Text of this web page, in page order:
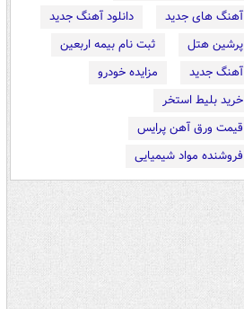
آهنگ های جدید
دانلود آهنگ جدید
پرشین هتل
ثبت نام بیمه اربعین
آهنگ جدید
مزایده خودرو
خرید بلیط استخر
قیمت ورق آهن پرایس
فروشنده مواد شیمیایی